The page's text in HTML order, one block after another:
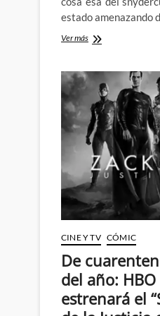
estado amenazando
Ver másEnmierdandonos
trailer
la
puta
mierda
del
snydercut
CINE Y TV CÓMIC
De
del año:
estrenará el